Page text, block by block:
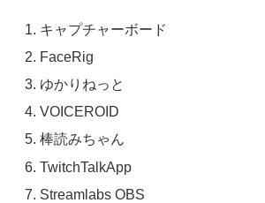
キャプチャーボード
FaceRig
ゆかりねっと
VOICEROID
棒読みちゃん
TwitchTalkApp
Streamlabs OBS